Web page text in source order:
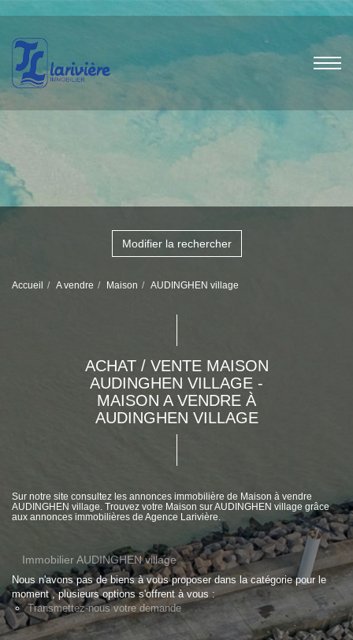
Modifier la rechercher
Accueil A vendre Maison AUDINGHEN village
ACHAT / VENTE MAISON
AUDINGHEN VILLAGE -
MAISON A VENDRE À
AUDINGHEN VILLAGE
Sur notre site consultez les annonces immobilière de Maison à vendre
AUDINGHEN village. Trouvez votre Maison sur AUDINGHEN village grâce
aux annonces immobilières de Agence Larivière.
Immobilier AUDINGHEN village
Nous n'avons pas de biens à vous proposer dans la catégorie pour le
moment , plusieurs options s'offrent à vous :
Transmettez-nous votre demande